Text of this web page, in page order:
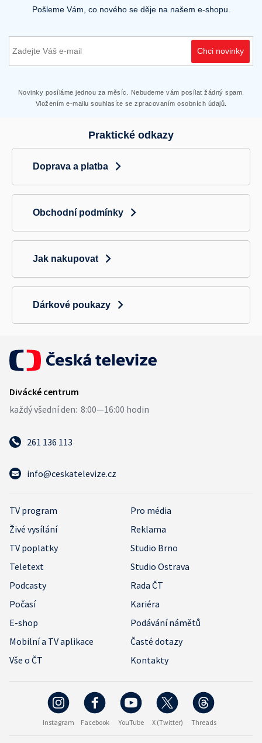
Pošleme Vám, co nového se děje na našem e-shopu.
Chci novinky
Novinky posíláme jednou za měsíc. Nebudeme vám posílat žádný spam.
Vložením e-mailu souhlasíte se zpracovaním osobních údajů.
Praktické odkazy
Doprava a platba
Obchodní podmínky
Jak nakupovat
Dárkové poukazy
261 136 113
info@ceskatelevize.cz
TV program
Pro média
Živé vysílání
Reklama
TV poplatky
Studio Brno
Teletext
Studio Ostrava
Podcasty
Rada ČT
Počasí
Kariéra
E-shop
Podávání námětů
Mobilní a TV aplikace
Časté dotazy
Vše o ČT
Kontakty
Instagram Facebook YouTube X (Twitter) Threads